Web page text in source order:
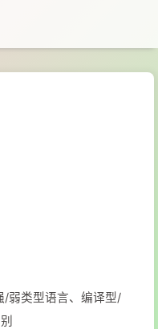
/弱类型语言、编译型/